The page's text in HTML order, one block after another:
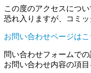
この度のアクセスにつ
恐れ入りますが、コミ
お問い合わせページは
問い合わせフォームで
お問い合わせ内容の項